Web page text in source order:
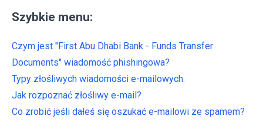
Szybkie menu:
Czym jest "First Abu Dhabi Bank - Funds Transfer
Documents" wiadomość phishingowa?
Typy złośliwych wiadomości e-mailowych.
Jak rozpoznać złośliwy e-mail?
Co zrobić jeśli dałeś się oszukać e-mailowi ze spamem?